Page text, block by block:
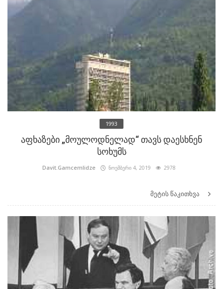
1993
აფხაზები „მოულოდნელად“ თავს დაესხნენ
სოხუმს
Davit.Gamcemlidze ნოემბერი 4, 2019 2978
მეტის წაკითხვა